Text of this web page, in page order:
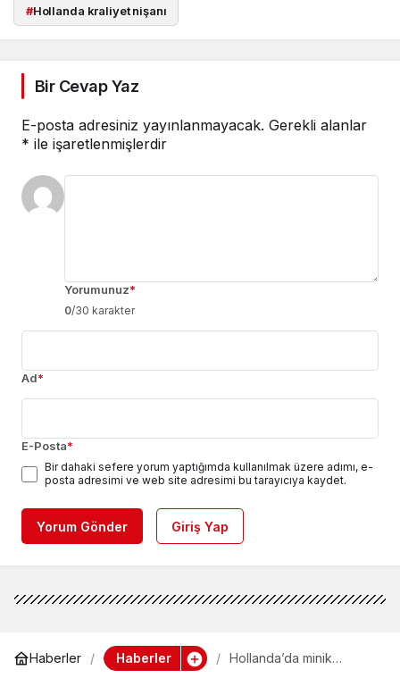
#Hollanda kraliyet nişanı
Bir Cevap Yaz
E-posta adresiniz yayınlanmayacak. Gerekli alanlar
* ile işaretlenmişlerdir
Yorumunuz*
0/30 karakter
Ad*
E-Posta*
Bir dahaki sefere yorum yaptığımda kullanılmak üzere adımı, e-
posta adresimi ve web site adresimi bu tarayıcıya kaydet.
Yorum Gönder Giriş Yap
Haberler Haberler
Hollanda’da minik